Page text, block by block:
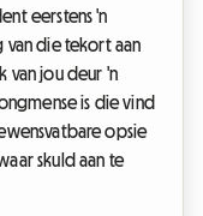
eerstens 'n
van die tekort aan
van jou deur 'n
is die vind
opsie
skuld aan te